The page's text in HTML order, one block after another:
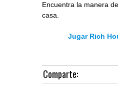
Encuentra la manera
casa.
Jugar Rich
Comparte: